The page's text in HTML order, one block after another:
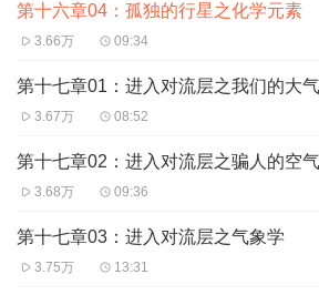
第十六章04：孤独的行星之化学元素
3.66万 09:34
第十七章01：进入对流层之我们的大气
3.67万 08:52
第十七章02：进入对流层之骗人的空气
3.68万 09:36
第十七章03：进入对流层之气象学
3.75万 13:31